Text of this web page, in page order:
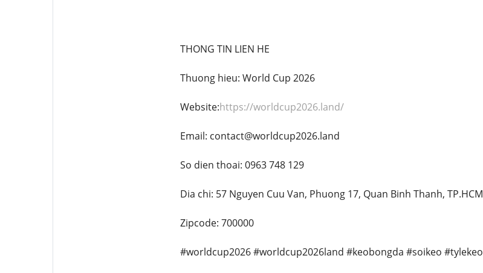
THONG TIN LIEN HE
Thuong hieu: World Cup 2026
Website:https://worldcup2026.land/
Email: contact@worldcup2026.land
So dien thoai: 0963 748 129
Dia chi: 57 Nguyen Cuu Van, Phuong 17, Quan Binh Thanh, TP.HCM
Zipcode: 700000
#worldcup2026 #worldcup2026land #keobongda #soikeo #tylekeo